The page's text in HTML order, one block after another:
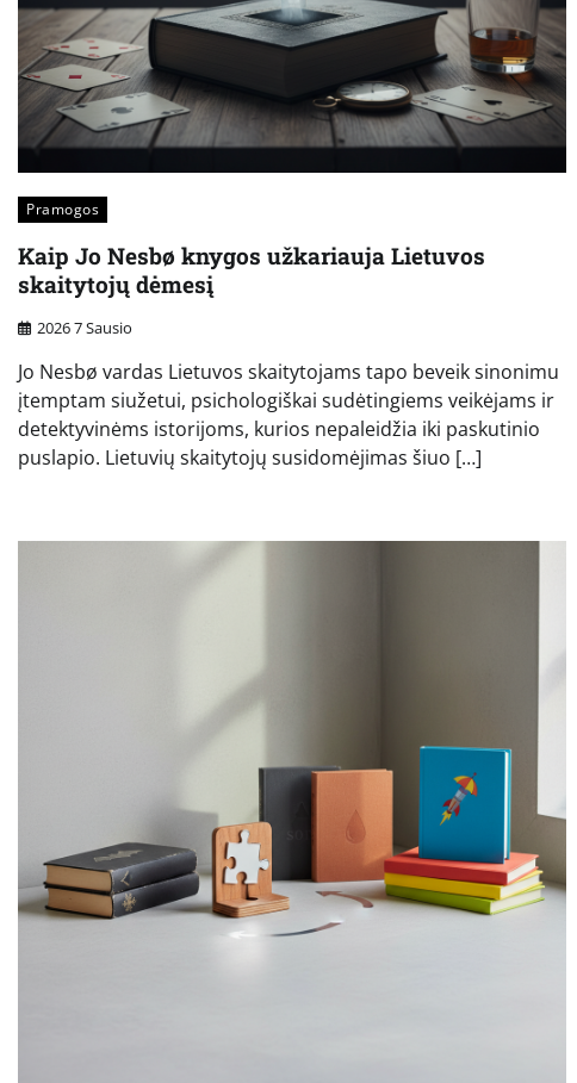
Pramogos
Kaip Jo Nesbø knygos užkariauja Lietuvos
skaitytojų dėmesį
2026 7 Sausio
Jo Nesbø vardas Lietuvos skaitytojams tapo beveik sinonimu
įtemptam siužetui, psichologiškai sudėtingiems veikėjams ir
detektyvinėms istorijoms, kurios nepaleidžia iki paskutinio
puslapio. Lietuvių skaitytojų susidomėjimas šiuo […]